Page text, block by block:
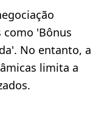
como 'Bônus
No entanto, a
limita a